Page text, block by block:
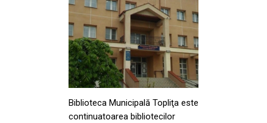
Biblioteca Municipală Topliţa este
continuatoarea bibliotecilor